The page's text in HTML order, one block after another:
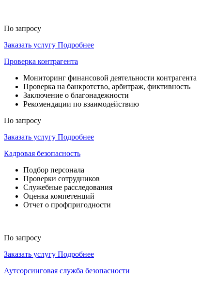
По запросу
Заказать услугу Подробнее
Проверка контрагента
Мониторинг финансовой деятельности контрагента
Проверка на банкротство, арбитраж, фиктивность
Заключение о благонадежности
Рекомендации по взаимодействию
По запросу
Заказать услугу Подробнее
Кадровая безопасность
Подбор персонала
Проверки сотрудников
Служебные расследования
Оценка компетенций
Отчет о профпригодности
По запросу
Заказать услугу Подробнее
Аутсорсинговая служба безопасности